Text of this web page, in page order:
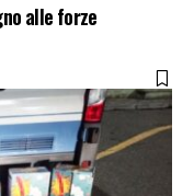
alle forze